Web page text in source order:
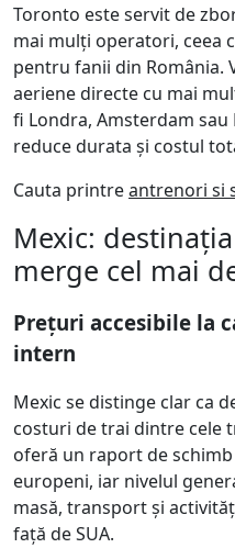
Toronto este servit de
mai mulți operatori, ceea
pentru fanii din România.
aeriene directe cu mai
fi Londra, Amsterdam
reduce durata și costul
Cauta printreantrenori si
Mexic:
merge cel mai
Prețuri accesibile la
intern
Mexic se distinge clar ca
costuri de trai dintre cele
oferă un raport de
europeni, iar nivelul
masă, transport și
față de SUA.